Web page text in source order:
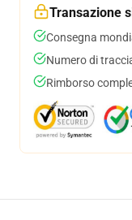
Transazione
Consegna
Numero di
Rimborso